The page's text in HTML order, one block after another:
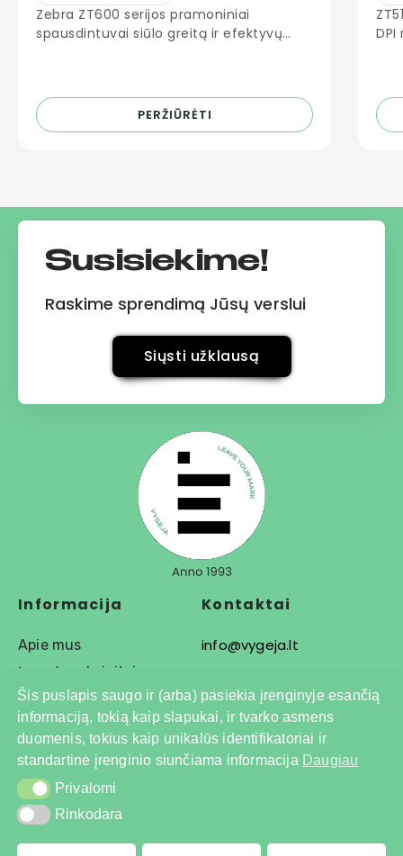
Šis puslapis saugo ir (arba) pasiekia įrenginyje esančią
informaciją, tokią kaip slapukai, ir tvarko asmens
duomenis, tokius kaip unikalūs identifikatoriai ir
standartinė įrenginio siunčiama informacija Daugiau
PrivalomiPrivalomi
RinkodaraRinkodara
Zebra ZT600 serijos pramoniniai
spausdintuvai siūlo greitą ir efektyvų
PERŽIŪRĖTI
Susisiekime!
Raskime sprendimą Jūsų verslui
Siųsti užklausą
Informacija
Apie mus
Įmonės rekvizitai
Sprendimai
Produktai
Kontaktai
info@vygeja.lt
Etikečių gamyba
+37062073994
Įranga ir automatizacija
+37068792778